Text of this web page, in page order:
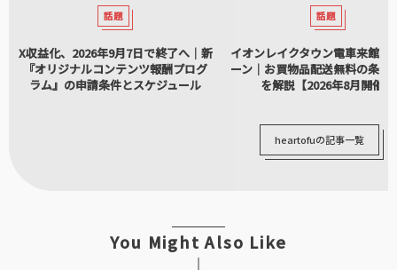
話題
X収益化、2026年9月7日で終了へ｜新
『オリジナルコンテンツ報酬プログ
ラム』の申請条件とスケジュール
話題
イオンレイクタウン電車来館キ
ーン｜お買物品配送無料の条件
を解説【2026年8月開催】
heartofuの記事一覧
You Might Also Like